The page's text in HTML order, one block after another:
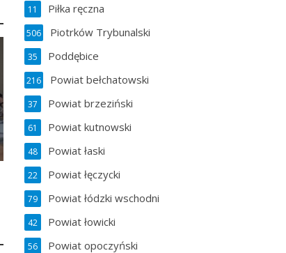
Piłka ręczna
11
Piotrków Trybunalski
506
Poddębice
35
Powiat bełchatowski
216
Powiat brzeziński
37
Powiat kutnowski
61
Powiat łaski
48
Powiat łęczycki
22
Powiat łódzki wschodni
79
Powiat łowicki
42
Powiat opoczyński
56